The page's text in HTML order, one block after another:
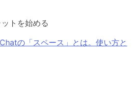
トを始める
の「スペース」とは。使い方と